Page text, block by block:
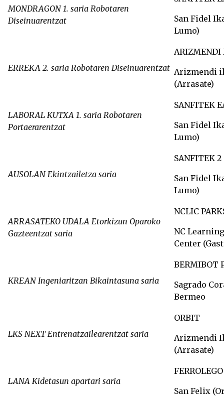
MONDRAGON 1. saria Robotaren
Diseinuarentzat
San Fidel
Lumo)
ERREKA 2. saria Robotaren Diseinuarentzat
ARIZMENDI
Arizmendi
(Arrasate)
LABORAL KUTXA 1. saria Robotaren
Portaerarentzat
SANFITEK
San Fidel
Lumo)
AUSOLAN Ekintzailetza saria
SANFITEK 2
San Fidel
Lumo)
ARRASATEKO UDALA Etorkizun Oparoko
Gazteentzat saria
NCLIC
NC
Center
KREAN Ingeniaritzan Bikaintasuna saria
BERMIBOT
Sagrado
Bermeo
LKS NEXTEntrenatzailearentzat saria
ORBIT
Arizmendi
(Arrasate)
LANA Kidetasun apartari saria
FERROLEGO
San Felix